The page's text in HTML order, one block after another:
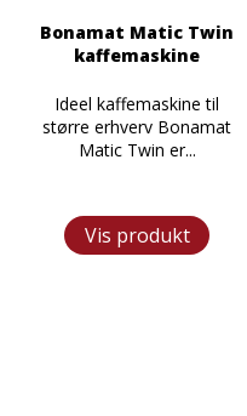
Bonamat Matic Twin
kaffemaskine
Ideel kaffemaskine til
større erhverv Bonamat
Matic Twin er...
Vis produkt